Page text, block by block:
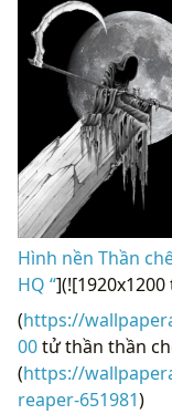
Hình nền Thần
HQ “
(https://
00tử thần thần
(https://
reaper-651981)